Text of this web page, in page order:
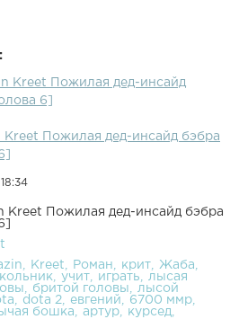
Kreet Пожилая дед-инсайд
6]
Kreet Пожилая дед-инсайд бэбра
18:34
Kreet Пожилая дед-инсайд бэбра
Kreet Роман крит
Жаба
учит играть
лысая
бритой головы
лысой
dota 2 евгений
6700 ммр
бошка артур
курсед